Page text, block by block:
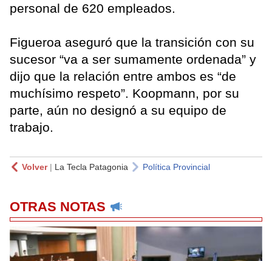
personal de 620 empleados.
Figueroa aseguró que la transición con su
sucesor “va a ser sumamente ordenada” y
dijo que la relación entre ambos es “de
muchísimo respeto”. Koopmann, por su
parte, aún no designó a su equipo de
trabajo.
Volver| La Tecla Patagonia Política Provincial
OTRAS NOTAS